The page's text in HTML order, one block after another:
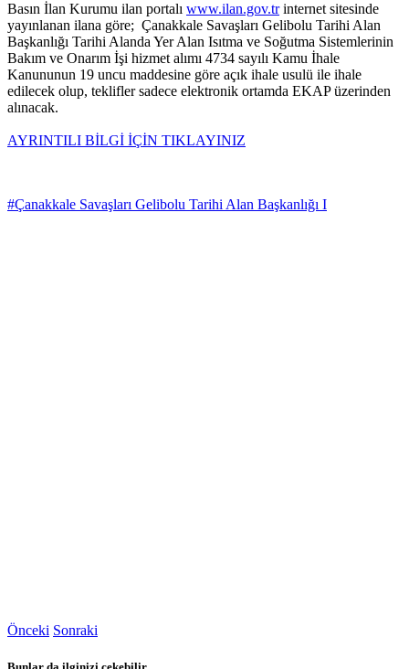
Basın İlan Kurumu ilan portalı www.ilan.gov.trinternet sitesinde
yayınlanan ilana göre; Çanakkale Savaşları Gelibolu Tarihi Alan
Başkanlığı Tarihi Alanda Yer Alan Isıtma ve Soğutma Sistemlerinin
Bakım ve Onarım İşi hizmet alımı 4734 sayılı Kamu İhale
Kanununun 19 uncu maddesine göre açık ihale usulü ile ihale
edilecek olup, teklifler sadece elektronik ortamda EKAP üzerinden
alınacak.
AYRINTILI BİLGİ İÇİN TIKLAYINIZ
#Çanakkale Savaşları Gelibolu Tarihi Alan Başkanlığı I
Önceki Sonraki